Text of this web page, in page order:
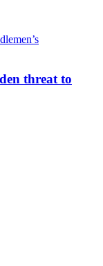
threat to